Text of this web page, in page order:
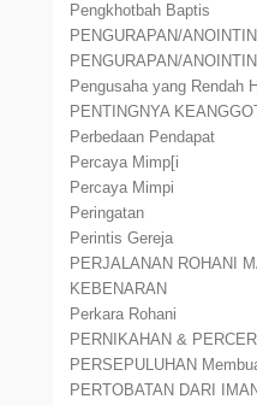
Pengkhotbah Baptis
PENGURAPAN/
PENGURAPAN/
Pengusaha yang Rendah
PENTINGNYA
Perbedaan Pendapat
Percaya Mimp[i
Percaya Mimpi
Peringatan
Perintis Gereja
PERJALANAN ROHANI
KEBENARAN
Perkara Rohani
PERNIKAHAN &
PERSEPULUHAN
PERTOBATAN DARI